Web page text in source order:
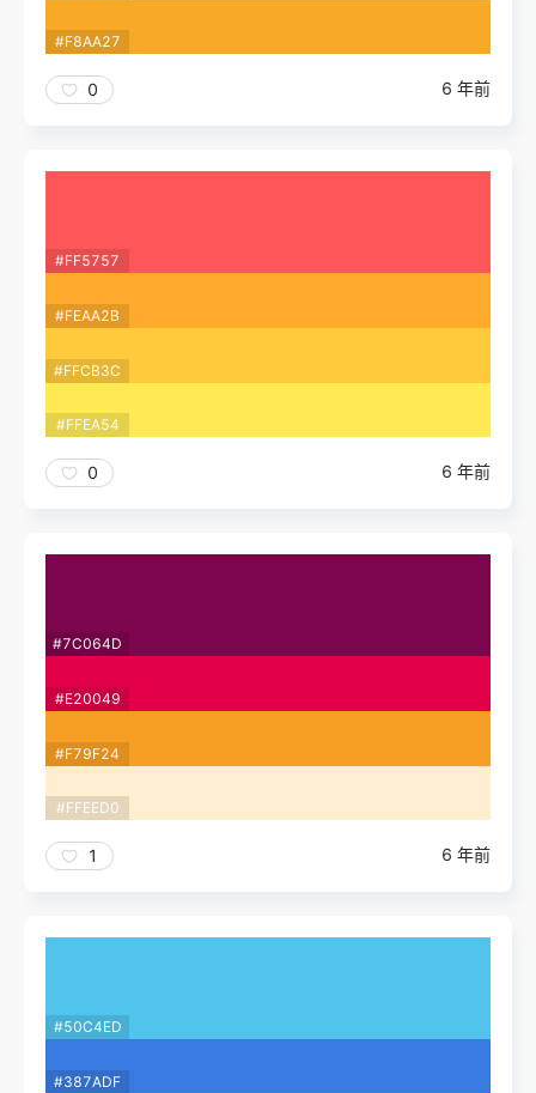
#F8AA27
0 6 年前
#FF5757
#FEAA2B
#FFCB3C
#FFEA54
0 6 年前
#7C064D
#E20049
#F79F24
#FFEED0
1 6 年前
#50C4ED
#387ADF